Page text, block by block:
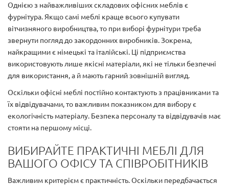
Однією з найважливіших складових офісних меблів є
фурнітура. Якщо самі меблі краще всього купувати
вітчизняного виробництва, то при виборі фурнітури треба
звернути погляд до закордонних виробників. Зокрема,
найкращими є німецькі та італійські. Ці підприємства
використовують лише якісні матеріали, які не тільки безпечні
для використання, а й мають гарний зовнішній вигляд.
Оскільки офісні меблі постійно контактують з працівниками та
їх відвідувачами, то важливим показником для вибору є
екологічність матеріалу. Безпека персоналу та відвідувачів має
стояти на першому місці.
ВИБИРАЙТЕ ПРАКТИЧНІ МЕБЛІ ДЛЯ
ВАШОГО ОФІСУ ТА СПІВРОБІТНИКІВ
Важливим критерієм є практичність. Оскільки передбачається